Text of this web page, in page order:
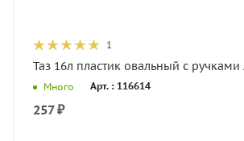
1
Таз 16л пластик овальный с ручками
Много Арт. : 116614
257₽